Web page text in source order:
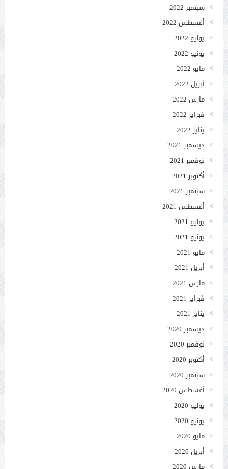
سبتمبر 2022
أغسطس 2022
يوليو 2022
يونيو 2022
مايو 2022
أبريل 2022
مارس 2022
فبراير 2022
يناير 2022
ديسمبر 2021
نوفمبر 2021
أكتوبر 2021
سبتمبر 2021
أغسطس 2021
يوليو 2021
يونيو 2021
مايو 2021
أبريل 2021
مارس 2021
فبراير 2021
يناير 2021
ديسمبر 2020
نوفمبر 2020
أكتوبر 2020
سبتمبر 2020
أغسطس 2020
يوليو 2020
يونيو 2020
مايو 2020
أبريل 2020
مارس 2020